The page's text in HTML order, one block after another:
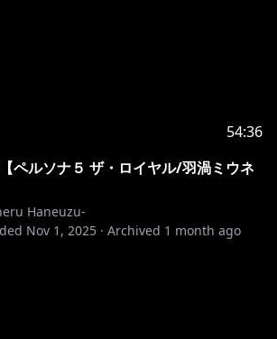
54:36
ペルソナ５ ザ・ロイヤル/羽渦ミウネ
Haneuzu-
Nov 1, 2025 · Archived 1 month ago